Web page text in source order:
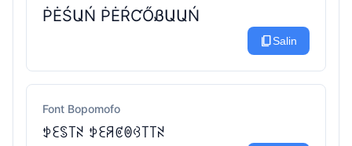
ṖĖŚԱŃ ṖĖŔƇŐᏰԱԱŃ
content_copySalin
Font Bopomofo
ꉣꏂꌗ꓄ꋊ ꉣꏂꋪꏳꉻꃳ꓄꓄ꋊ